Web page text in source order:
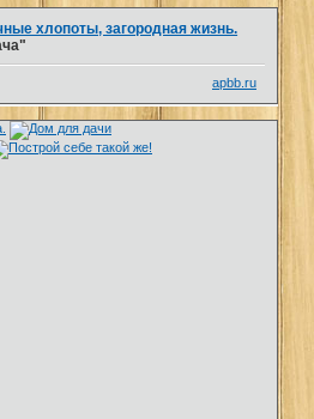
хлопоты, загородная жизнь.
apbb.ru